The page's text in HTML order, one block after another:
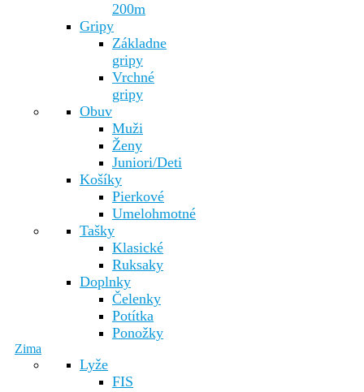
200m
Gripy
Základne
gripy
Vrchné
gripy
Obuv
Muži
Ženy
Juniori/Deti
Košíky
Pierkové
Umelohmotné
Tašky
Klasické
Ruksaky
Doplnky
Čelenky
Potítka
Ponožky
Zima
Lyže
FIS